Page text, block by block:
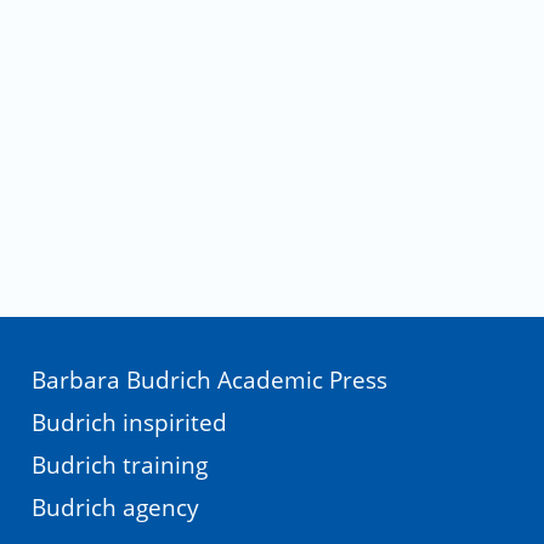
Barbara Budrich Academic Press
Budrich inspirited
Budrich training
Budrich agency